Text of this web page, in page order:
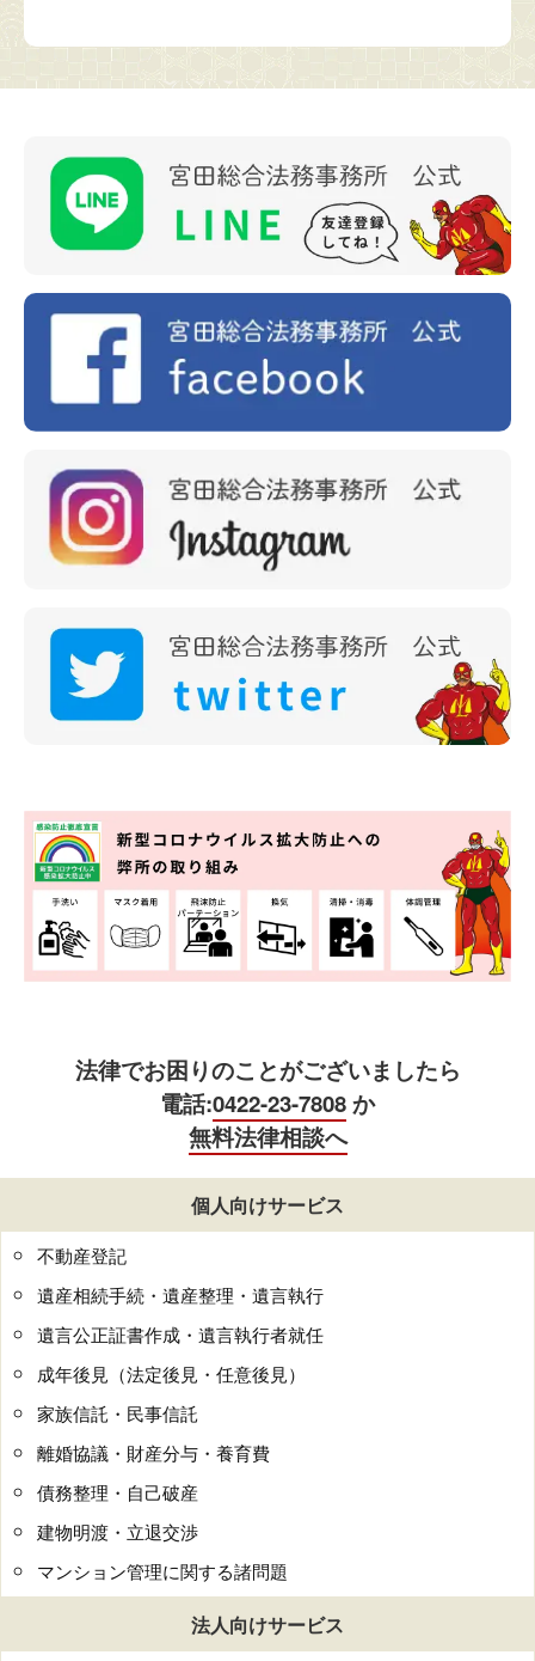
法律でお困りのことがございましたら
電話:0422-23-7808か
無料法律相談へ
個人向けサービス
不動産登記
遺産相続手続・遺産整理・遺言執行
遺言公正証書作成・遺言執行者就任
成年後見（法定後見・任意後見）
家族信託・民事信託
離婚協議・財産分与・養育費
債務整理・自己破産
建物明渡・立退交渉
マンション管理に関する諸問題
法人向けサービス